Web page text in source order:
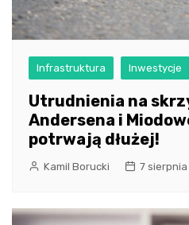
Infrastruktura Inwestycje
Utrudnienia na
Andersena i
potrwają dłużej!
Kamil Borucki 7